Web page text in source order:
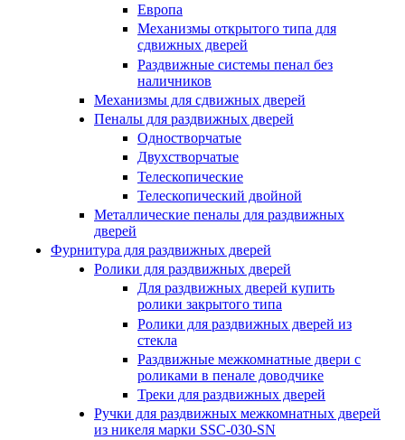
Европа
Механизмы открытого типа для
сдвижных дверей
Раздвижные системы пенал без
наличников
Механизмы для сдвижных дверей
Пеналы для раздвижных дверей
Одностворчатые
Двухстворчатые
Телескопические
Телескопический двойной
Металлические пеналы для раздвижных
дверей
Фурнитура для раздвижных дверей
Ролики для раздвижных дверей
Для раздвижных дверей купить
ролики закрытого типа
Ролики для раздвижных дверей из
стекла
Раздвижные межкомнатные двери с
роликами в пенале доводчике
Треки для раздвижных дверей
Ручки для раздвижных межкомнатных дверей
из никеля марки SSC-030-SN